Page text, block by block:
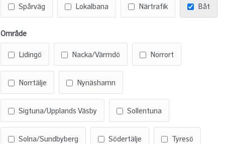
Spårväg Lokalbana Närtrafik Båt
Område
Lidingö Nacka/Värmdö Norrort
Norrtälje Nynäshamn
Sigtuna/Upplands Väsby Sollentuna
Solna/Sundbyberg Södertälje Tyresö